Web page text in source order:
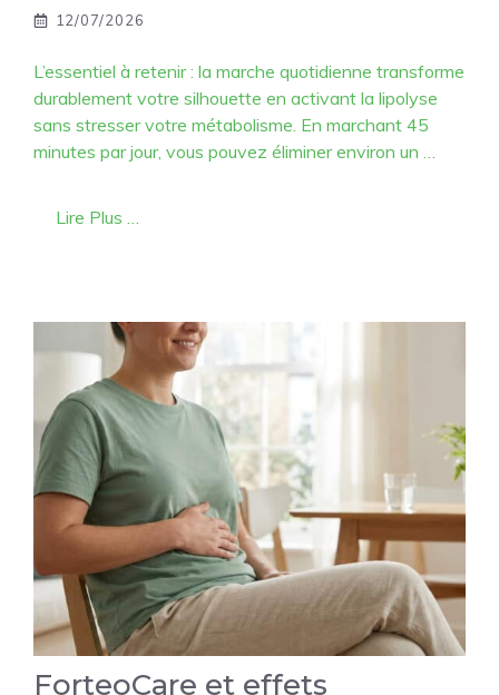
12/07/2026
L’essentiel à retenir : la marche quotidienne transforme
durablement votre silhouette en activant la lipolyse
sans stresser votre métabolisme. En marchant 45
minutes par jour, vous pouvez éliminer environ un …
Lire Plus …
ForteoCare et effets